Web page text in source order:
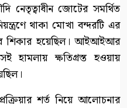
নেতৃত্বাধীন জোটের সমর্থিত
থাকা মোখা বন্দরটি এর
শিকার হয়েছিল। আইআইআর
হামলায় ক্ষতিগ্রস্ত হওয়ায়
শর্ত নিয়ে আলোচনার